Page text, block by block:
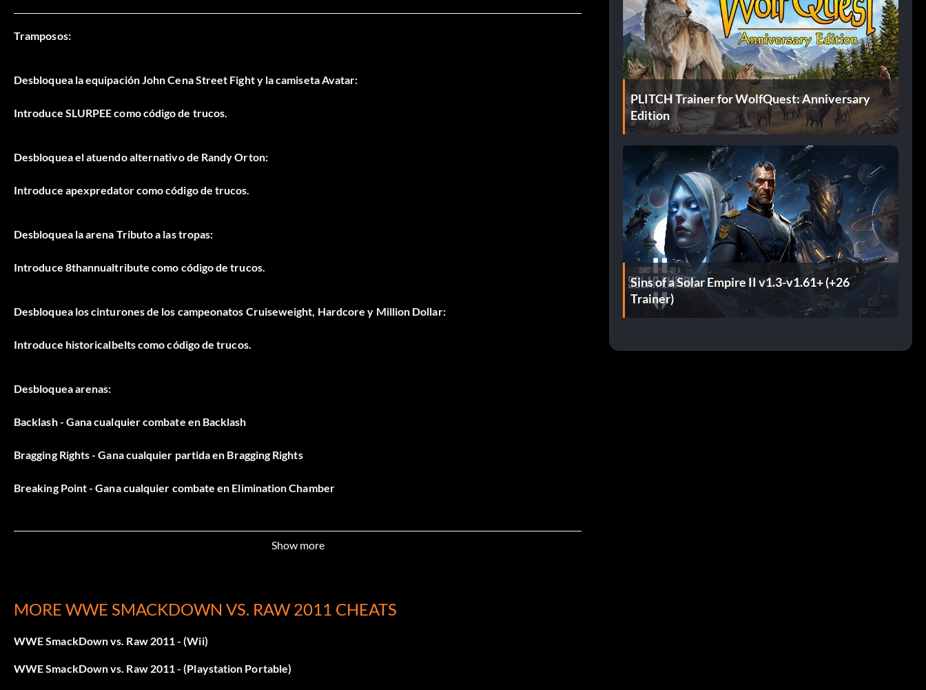
Tramposos:
Desbloquea la equipación John Cena Street Fight y la camiseta Avatar:
Introduce SLURPEE como código de trucos.
Desbloquea el atuendo alternativo de Randy Orton:
Introduce apexpredator como código de trucos.
Desbloquea la arena Tributo a las tropas:
Introduce 8thannualtribute como código de trucos.
Desbloquea los cinturones de los campeonatos Cruiseweight, Hardcore y Million Dollar:
Introduce historicalbelts como código de trucos.
Desbloquea arenas:
Backlash - Gana cualquier combate en Backlash
Bragging Rights - Gana cualquier partida en Bragging Rights
Breaking Point - Gana cualquier combate en Elimination Chamber
ECW Arena - Gana cualquier combate en SummerSlam
Hell in a Cell (Pay Per View) - Gana cualquier combate en Hell in a Cell
Show more
MORE WWE SMACKDOWN VS. RAW 2011 CHEATS
WWE SmackDown vs. Raw 2011 - (Wii)
WWE SmackDown vs. Raw 2011 - (Playstation Portable)
PLITCH Trainer for WolfQuest: Anniversary
Edition
Sins of a Solar Empire II v1.3-v1.61+ (+26
Trainer)